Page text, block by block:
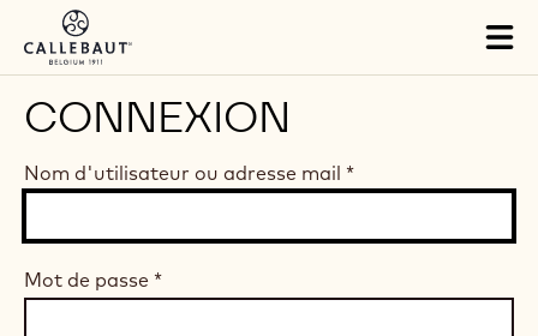
Skip to main content
CONNEXION
Nom d'utilisateur ou adresse mail *
Mot de passe *